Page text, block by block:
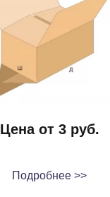
Цена от 3 руб.
Подробнее >>